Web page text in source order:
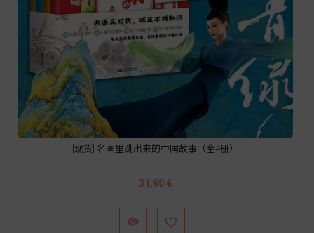
[现货] 名画里跳出来的中国故事（全4册）
Prix
31,90 €
 